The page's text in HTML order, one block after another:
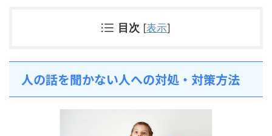
目次 [表示]
人の話を聞かない人への対処・対策方法